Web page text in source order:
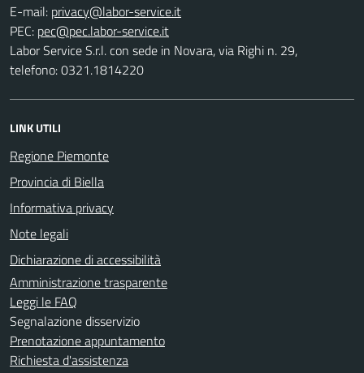
E-mail:
PEC:
Labor Service S.r.l. con sede in Novara, via Righi n. 29,
telefono: 0321.1814220
LINK UTILI
Regione Piemonte
Provincia di Biella
Informativa privacy
Note legali
Dichiarazione di accessibilità
Amministrazione trasparente
Leggi le FAQ
Segnalazione disservizio
Prenotazione appuntamento
Richiesta d'assistenza